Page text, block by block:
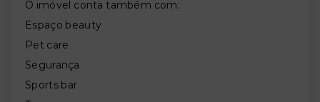
O imóvel conta também com:
Espaço beauty
Pet care
Segurança
Sports bar